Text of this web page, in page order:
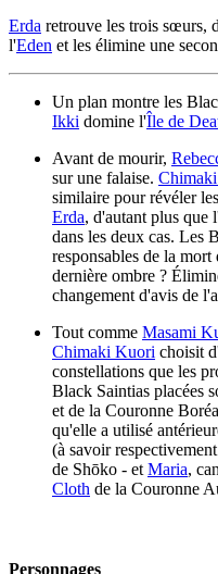
Erda retrouve les trois sœurs,
l'Eden et les élimine une
Un plan montre les
Ikki domine l'Île de
Avant de mourir,
sur une falaise.
similaire pour révéler
Erda, d'autant plus que
dans les deux cas. Les
responsables de la mort
dernière ombre ?
changement d'avis de
Tout comme Masami
Chimaki Kuori choisit
constellations que les
Black Saintias placées
et de la Couronne
qu'elle a utilisé
(à savoir respectivement
de Shōko - et Maria,
Cloth de la Couronne
Personnages